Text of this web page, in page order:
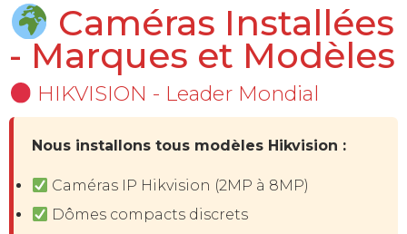
Caméras Installées
- Marques et Modèles
HIKVISION - Leader Mondial
Nous installons tous modèles Hikvision :
Caméras IP Hikvision (2MP à 8MP)
Dômes compacts discrets